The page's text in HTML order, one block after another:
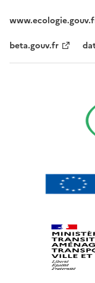
beta.gouv.fr